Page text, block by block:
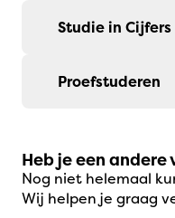
Studie in Cijfers
Proefstuderen
Heb je een andere
Nog niet helemaal
Wij helpen je graag